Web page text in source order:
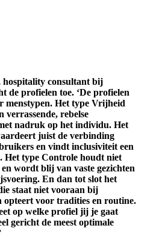
consultant bij
de profielen toe. ‘De profielen
menstypen. Het type Vrijheid
verrassende, rebelse
nadruk op het individu. Het
juist de verbinding
en vindt inclusiviteit een
Het type Controle houdt niet
wordt blij van vaste gezichten
En dan tot slot het
staat niet vooraan bij
opteert voor tradities en routine.
op welke profiel jij je gaat
gericht de meest optimale